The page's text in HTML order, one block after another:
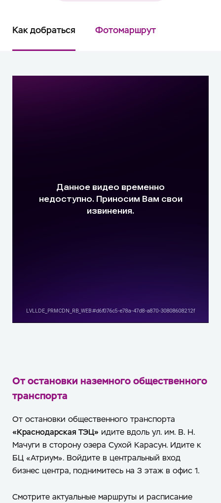
Как добраться Фотомаршрут
От остановки наземного общественного
транспорта
От остановки общественного транспорта
«Краснодарская ТЭЦ» идите вдоль ул. им. В. Н.
Мачуги в сторону озера Сухой Карасун. Идите к
БЦ «Атриум». Войдите в центральный вход
бизнес центра, поднимитесь на 3 этаж в офис 1.
Смотрите актуальные маршруты и расписание